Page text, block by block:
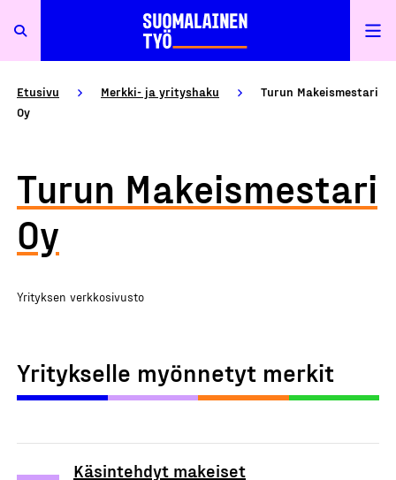
Etusivu Merkki- ja yrityshaku
Turun Makeismestari
Oy
Turun Makeismestari
Oy
Yrityksen verkkosivusto
Yritykselle myönnetyt merkit
Käsintehdyt makeiset